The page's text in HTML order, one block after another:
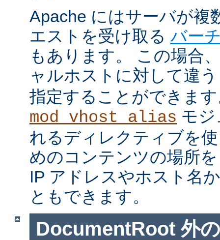
Apache にはサーバが複
エストを受け取る バー
もあります。 この場合
ャルホストに対して違
指定することができま
mod_vhost_alias モ
れるディレクティブを
めのコンテンツの場所
IP アドレスやホスト名
ともできます。
DocumentRoot 外